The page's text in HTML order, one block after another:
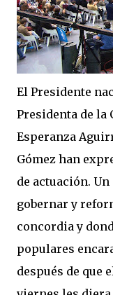
El Presidente
Presidenta de la
Esperanza
Gómez han
de actuación.
gobernar y
concordia y
populares
después de que